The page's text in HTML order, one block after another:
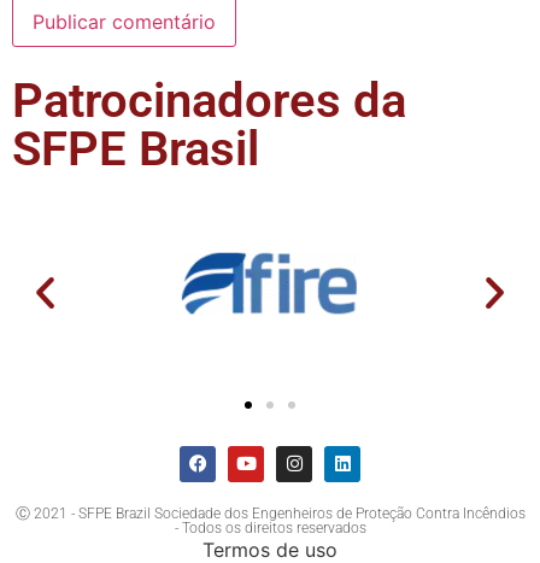
Patrocinadores da
SFPE Brasil
Ⓒ 2021 - SFPE Brazil Sociedade dos Engenheiros de Proteção Contra Incêndios
- Todos os direitos reservados
Termos de uso